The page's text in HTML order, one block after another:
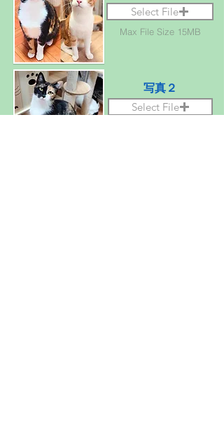
Select File
Max File Size 15MB
写真２
Select File